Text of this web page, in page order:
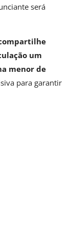
será
um
menor de
para garantir